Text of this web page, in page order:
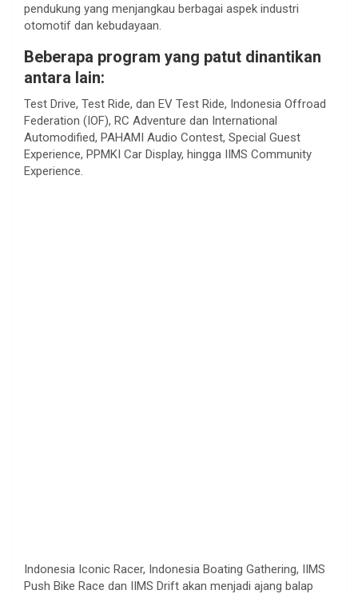
pendukung yang menjangkau berbagai aspek industri
otomotif dan kebudayaan.
Beberapa program yang patut dinantikan
antara lain:
Test Drive, Test Ride, dan EV Test Ride, Indonesia Offroad
Federation (IOF), RC Adventure dan International
Automodified, PAHAMI Audio Contest, Special Guest
Experience, PPMKI Car Display, hingga IIMS Community
Experience.
Indonesia Iconic Racer, Indonesia Boating Gathering, IIMS
Push Bike Race dan IIMS Drift akan menjadi ajang balap